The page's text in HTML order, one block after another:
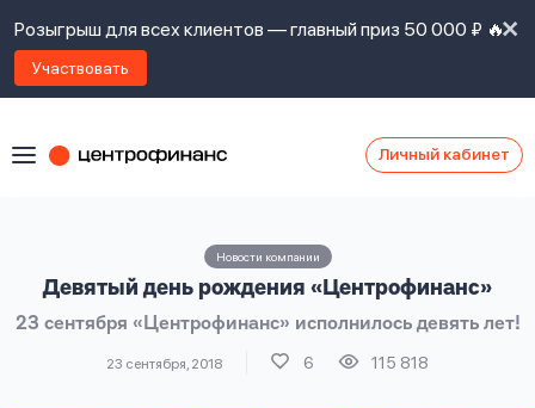
Розыгрыш для всех клиентов — главный приз 50 000 ₽ 🔥
Участвовать
Личный кабинет
Новости компании
Девятый день рождения «Центрофинанс»
23 сентября «Центрофинанс» исполнилось девять лет!
23 сентября, 2018 6 115 818
Наши
контакты
с
правилами
предоставления
займов